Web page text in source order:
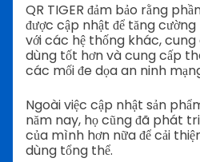
QR TIGER đảm bảo rằng
được cập nhật để tăng
với các hệ thống khác, cung
dùng tốt hơn và cung cấp
các mối đe dọa an ninh
Ngoài việc cập nhật sản
năm nay, họ cũng đã phát
của mình hơn nữa để cải
dùng tổng thể.